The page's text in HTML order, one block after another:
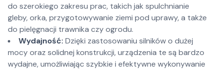
do szerokiego zakresu prac, takich jak spulchnianie
gleby, orka, przygotowywanie ziemi pod uprawy, a także
do pielęgnacji trawnika czy ogrodu.
Wydajność: Dzięki zastosowaniu silników o dużej
mocy oraz solidnej konstrukcji, urządzenia te są bardzo
wydajne, umożliwiając szybkie i efektywne wykonywanie